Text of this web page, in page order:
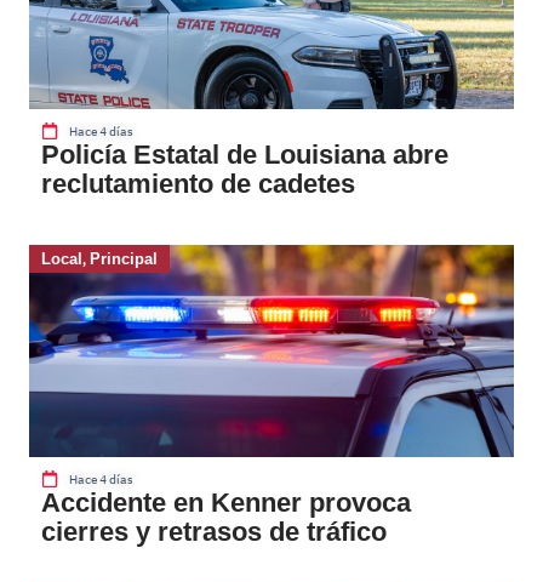
Hace 4 días
Policía Estatal de Louisiana abre
reclutamiento de cadetes
Local , Principal
Hace 4 días
Accidente en Kenner provoca
cierres y retrasos de tráfico